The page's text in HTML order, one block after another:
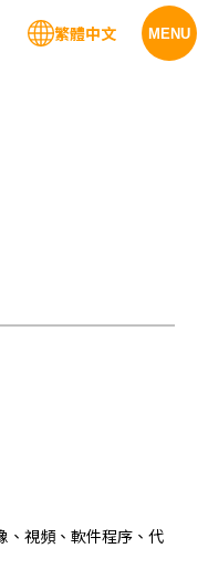
MENU
繁體中文
、視頻、軟件程序、代